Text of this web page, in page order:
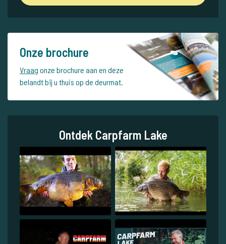
Onze brochure
Vraag onze brochure aan en deze
belandt bij u thuis op de deurmat.
Ontdek Carpfarm Lake